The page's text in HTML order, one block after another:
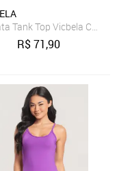
Alça Fina Academia
Tank Top Vicbela
R$71,90